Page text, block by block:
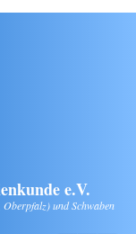
e.V.
und Schwaben